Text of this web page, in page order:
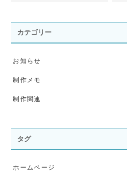
カテゴリー
お知らせ
制作メモ
制作関連
タグ
ホームページ